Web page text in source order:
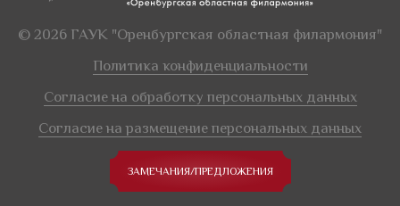
© 2026 ГАУК "Оренбургская областная филармония"
Политика конфиденциальности
Согласие на обработку персональных данных
Согласие на размещение персональных данных
ЗАМЕЧАНИЯ/ПРЕДЛОЖЕНИЯ